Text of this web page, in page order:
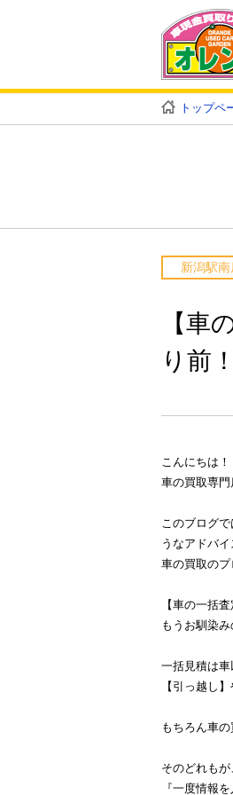
トップペ
新潟駅南
【車
り前
こんにちは！
車の買取専門
このブログ
うなアドバイ
車の買取のプ
【車の一括査
もうお馴染
一括見積は車
【引っ越し
もちろん車
そのどれもが
『一度情報